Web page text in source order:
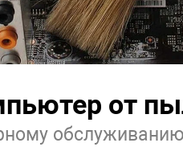
от
обслуживанию